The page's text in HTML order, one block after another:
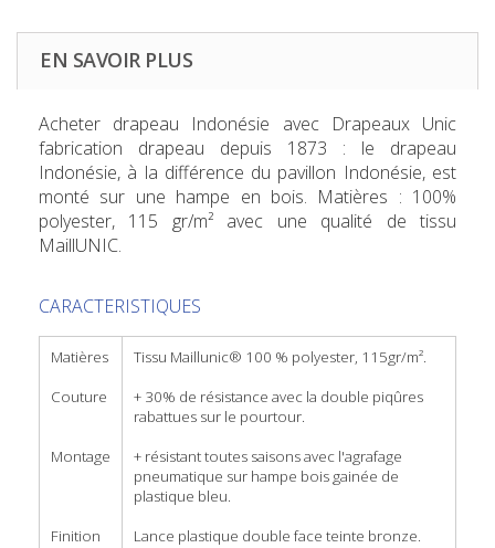
EN SAVOIR PLUS
Acheter drapeau Indonésie avec Drapeaux Unic
fabrication drapeau depuis 1873 : le drapeau
Indonésie, à la différence du pavillon Indonésie, est
monté sur une hampe en bois. Matières : 100%
polyester, 115 gr/m² avec une qualité de tissu
MaillUNIC.
CARACTERISTIQUES
Matières
Tissu Maillunic® 100 % polyester, 115gr/m².
Couture
+ 30% de résistance avec la double piqûres
rabattues sur le pourtour.
Montage
+ résistant toutes saisons avec l'agrafage
pneumatique sur hampe bois gainée de
plastique bleu.
Finition
Lance plastique double face teinte bronze.